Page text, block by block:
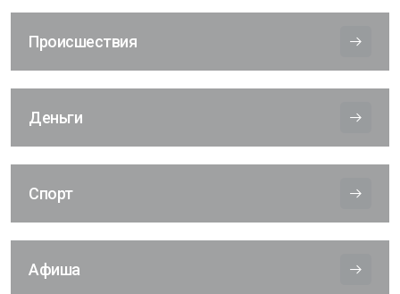
Происшествия
Деньги
Спорт
Афиша